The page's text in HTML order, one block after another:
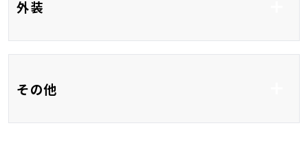
外装
ＬＥＤ
ヘッドライトレベライ
その他